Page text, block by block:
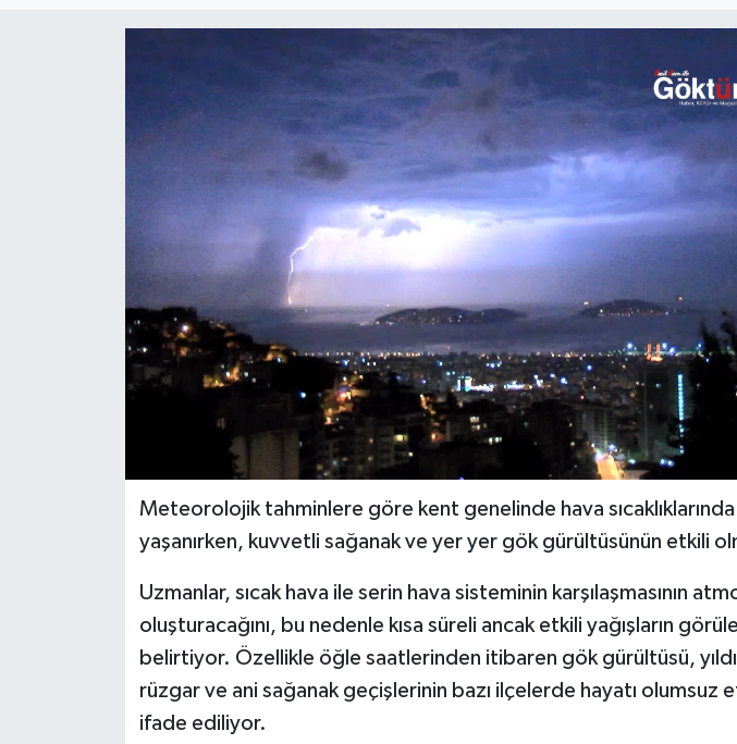
Meteorolojik tahminlere göre kent genelinde hava
yaşanırken, kuvvetli sağanak ve yer yer gök gürültüsünün etkili
Uzmanlar, sıcak hava ile serin hava sisteminin karşılaşmasının
oluşturacağını, bu nedenle kısa süreli ancak etkili yağışların
belirtiyor. Özellikle öğle saatlerinden itibaren gök gürültüsü,
rüzgar ve ani sağanak geçişlerinin bazı ilçelerde hayatı olumsuz
ifade ediliyor.
SAĞLIK
TİCARET